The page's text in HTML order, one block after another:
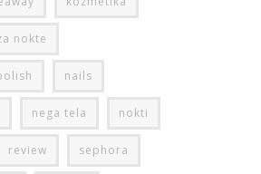
nokte
nails
nega tela nokti
review sephora